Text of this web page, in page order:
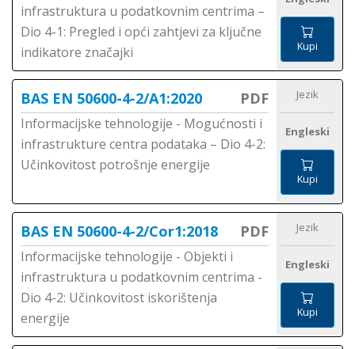
infrastruktura u podatkovnim centrima –
Dio 4-1: Pregled i opći zahtjevi za ključne
indikatore značajki
Kupi
BAS EN 50600-4-2/A1:2020 PDF
Informacijske tehnologije - Mogućnosti i
infrastrukture centra podataka – Dio 4-2:
Učinkovitost potrošnje energije
Jezik
Engleski
Kupi
BAS EN 50600-4-2/Cor1:2018 PDF
Informacijske tehnologije - Objekti i
infrastruktura u podatkovnim centrima -
Dio 4-2: Učinkovitost iskorištenja
energije
Jezik
Engleski
Kupi